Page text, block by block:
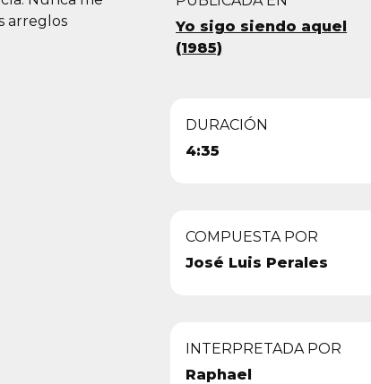
arreglos
Yo sigo siendo aquel
(1985)
DURACIÓN
4:35
COMPUESTA POR
José Luis Perales
INTERPRETADA POR
Raphael